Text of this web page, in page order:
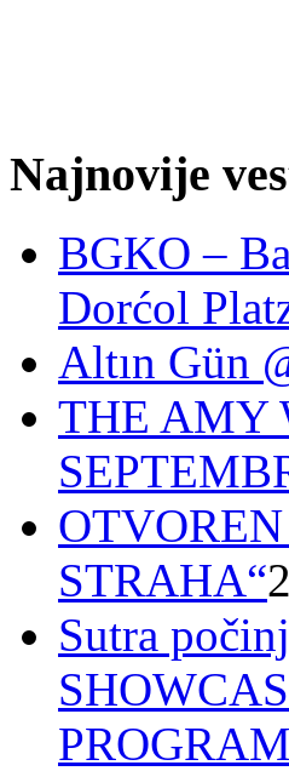
Najnovije
BGKO –
Dorćol
Altın Gün
THE AMY
STRAHA“
Sutra